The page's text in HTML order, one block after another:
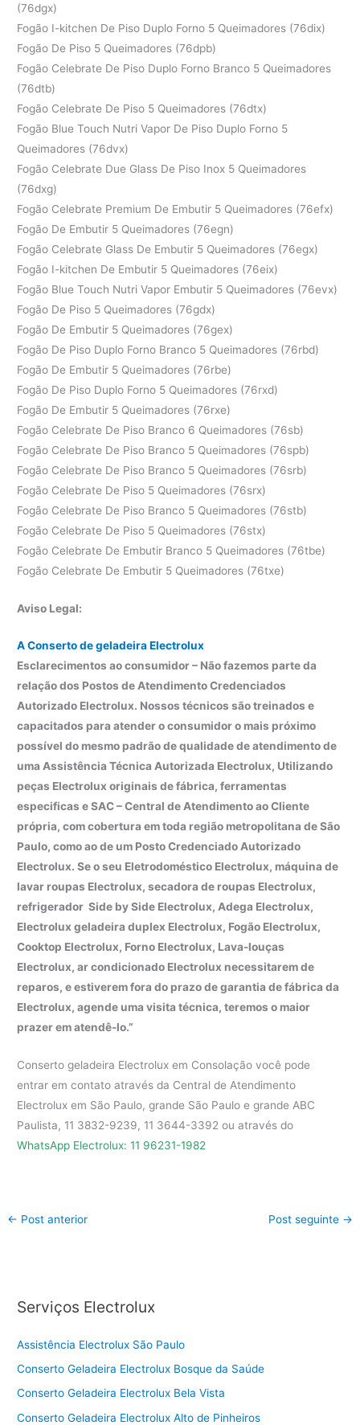
(76dgx)
Fogão I-kitchen De Piso Duplo Forno 5 Queimadores (76dix)
Fogão De Piso 5 Queimadores (76dpb)
Fogão Celebrate De Piso Duplo Forno Branco 5 Queimadores
(76dtb)
Fogão Celebrate De Piso 5 Queimadores (76dtx)
Fogão Blue Touch Nutri Vapor De Piso Duplo Forno 5
Queimadores (76dvx)
Fogão Celebrate Due Glass De Piso Inox 5 Queimadores
(76dxg)
Fogão Celebrate Premium De Embutir 5 Queimadores (76efx)
Fogão De Embutir 5 Queimadores (76egn)
Fogão Celebrate Glass De Embutir 5 Queimadores (76egx)
Fogão I-kitchen De Embutir 5 Queimadores (76eix)
Fogão Blue Touch Nutri Vapor Embutir 5 Queimadores (76evx)
Fogão De Piso 5 Queimadores (76gdx)
Fogão De Embutir 5 Queimadores (76gex)
Fogão De Piso Duplo Forno Branco 5 Queimadores (76rbd)
Fogão De Embutir 5 Queimadores (76rbe)
Fogão De Piso Duplo Forno 5 Queimadores (76rxd)
Fogão De Embutir 5 Queimadores (76rxe)
Fogão Celebrate De Piso Branco 6 Queimadores (76sb)
Fogão Celebrate De Piso Branco 5 Queimadores (76spb)
Fogão Celebrate De Piso Branco 5 Queimadores (76srb)
Fogão Celebrate De Piso 5 Queimadores (76srx)
Fogão Celebrate De Piso Branco 5 Queimadores (76stb)
Fogão Celebrate De Piso 5 Queimadores (76stx)
Fogão Celebrate De Embutir Branco 5 Queimadores (76tbe)
Fogão Celebrate De Embutir 5 Queimadores (76txe)
Aviso Legal:
A Conserto de geladeira Electrolux
Esclarecimentos ao consumidor – Não fazemos parte da
relação dos Postos de Atendimento Credenciados
Autorizado Electrolux. Nossos técnicos são treinados e
capacitados para atender o consumidor o mais próximo
possível do mesmo padrão de qualidade de atendimento de
uma Assistência Técnica Autorizada Electrolux, Utilizando
peças Electrolux originais de fábrica, ferramentas
especificas e SAC – Central de Atendimento ao Cliente
própria, com cobertura em toda região metropolitana de São
Paulo, como ao de um Posto Credenciado Autorizado
Electrolux. Se o seu Eletrodoméstico Electrolux, máquina de
lavar roupas Electrolux, secadora de roupas Electrolux,
refrigerador Side by Side Electrolux, Adega Electrolux,
Electrolux geladeira duplex Electrolux, Fogão Electrolux,
Cooktop Electrolux, Forno Electrolux, Lava-louças
Electrolux, ar condicionado Electrolux necessitarem de
reparos, e estiverem fora do prazo de garantia de fábrica da
Electrolux, agende uma visita técnica, teremos o maior
prazer em atendê-lo.”
Conserto geladeira Electrolux em Consolação você pode
entrar em contato através da Central de Atendimento
Electrolux em São Paulo, grande São Paulo e grande ABC
Paulista, 11 3832-9239, 11 3644-3392 ou através do
WhatsApp Electrolux: 11 96231-1982
← Post anterior Post seguinte →
Serviços Electrolux
Assistência Electrolux São Paulo
Conserto Geladeira Electrolux Bosque da Saúde
Conserto Geladeira Electrolux Bela Vista
Conserto Geladeira Electrolux Alto de Pinheiros